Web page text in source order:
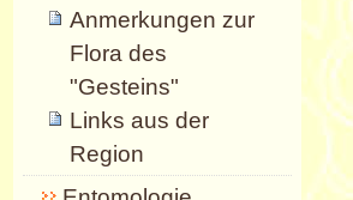
Anmerkungen zur
Flora des
"Gesteins"
Links aus der
Region